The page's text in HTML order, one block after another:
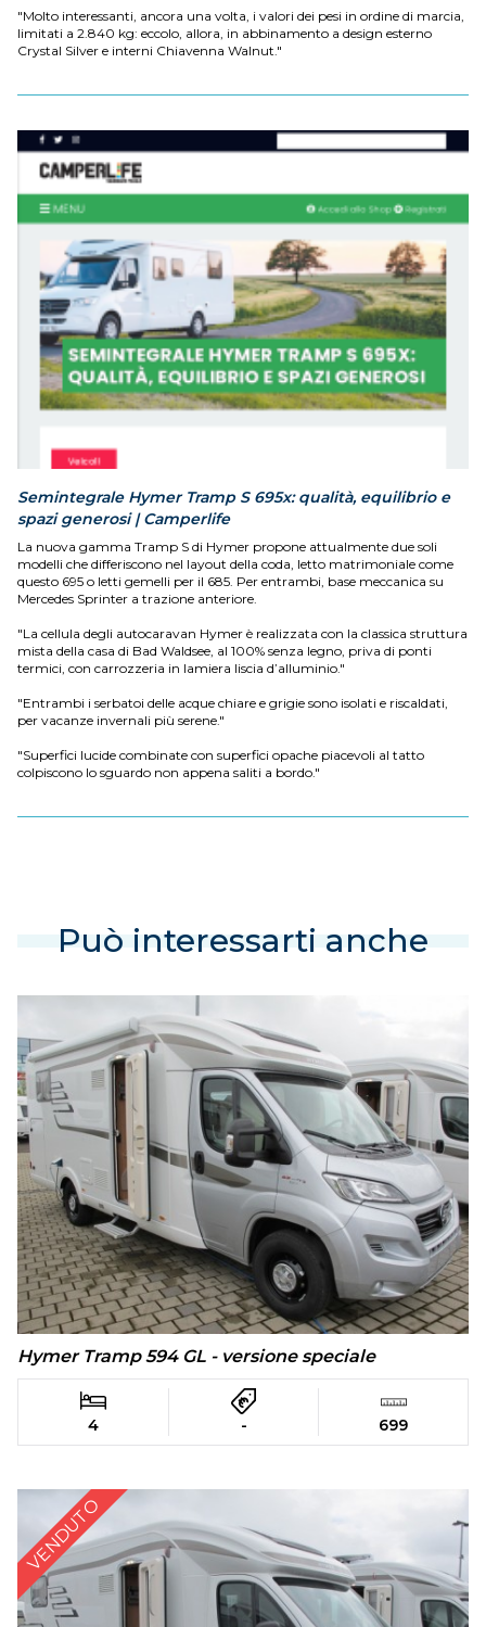
"Molto interessanti, ancora una volta, i valori dei pesi in ordine di marcia,
limitati a 2.840 kg: eccolo, allora, in abbinamento a design esterno
Crystal Silver e interni Chiavenna Walnut."
Semintegrale Hymer Tramp S 695x: qualità, equilibrio e
spazi generosi | Camperlife
La nuova gamma Tramp S di Hymer propone attualmente due soli
modelli che differiscono nel layout della coda, letto matrimoniale come
questo 695 o letti gemelli per il 685. Per entrambi, base meccanica su
Mercedes Sprinter a trazione anteriore.
"La cellula degli autocaravan Hymer è realizzata con la classica struttura
mista della casa di Bad Waldsee, al 100% senza legno, priva di ponti
termici, con carrozzeria in lamiera liscia d’alluminio."
"Entrambi i serbatoi delle acque chiare e grigie sono isolati e riscaldati,
per vacanze invernali più serene."
"Superfici lucide combinate con superfici opache piacevoli al tatto
colpiscono lo sguardo non appena saliti a bordo."
Può interessarti anche
Hymer Tramp 594 GL - versione speciale
4 - 699
VENDUTO